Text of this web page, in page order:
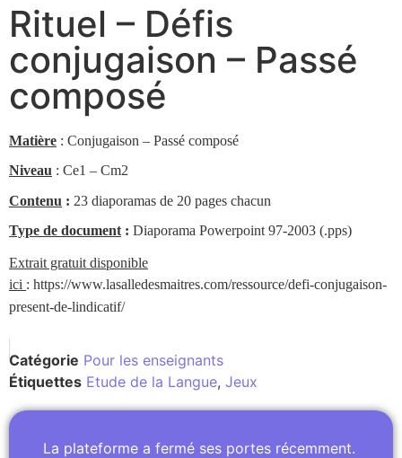
Rituel – Défis
conjugaison – Passé
composé
Matière : Conjugaison – Passé composé
Niveau : Ce1 – Cm2
Contenu : 23 diaporamas de 20 pages chacun
Type de document : Diaporama Powerpoint 97-2003 (.pps)
Extrait gratuit disponible
ici : https://www.lasalledesmaitres.com/ressource/defi-conjugaison-
present-de-lindicatif/
Catégorie Pour les enseignants
Étiquettes Etude de la Langue, Jeux
La plateforme a fermé ses portes récemment.